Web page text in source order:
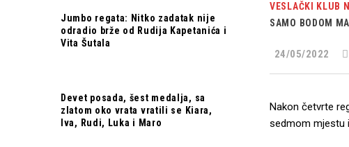
VESLAČKI KLUB
SAMO BODOM
24/05/2022
Nakon četvrte
sedmom mjestu
Jumbo regata: Nitko zadatak nije
odradio brže od Rudija Kapetanića i
Vita Šutala
Devet posada, šest medalja, sa
zlatom oko vrata vratili se Kiara,
Iva, Rudi, Luka i Maro